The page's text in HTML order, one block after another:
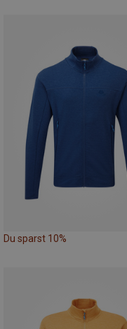
Du sparst 10%